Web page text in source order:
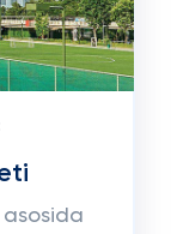
asosida